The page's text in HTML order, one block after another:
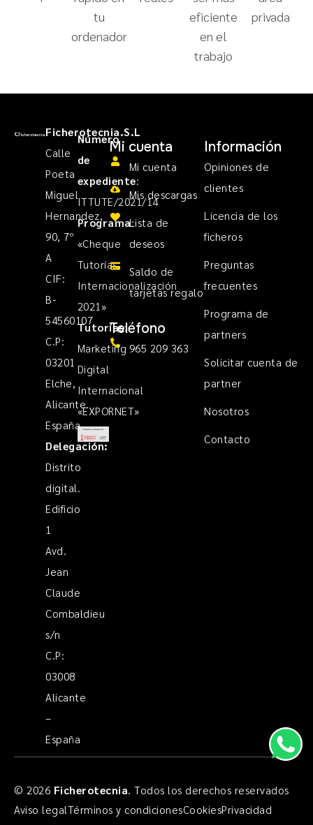
tu
ordenador
eficiente
en el
trabajo
privada
Ficherotecnia.S.L
Calle
Poeta
Miguel
Hernandez,
90, 7º
A
CIF:
B-
54560107
C.P:
03201
Elche,
Alicante.
España
Delegación:
Distrito
digital.
Edificio
1
Avd.
Jean
Claude
Combaldieu
s/n
C.P:
03008
Alicante
–
España
Número
de
expediente:
ITTUTE/2021/14
Programa:
«Cheque
Tutorías
Internacionalización
2021»
Tutorías:
Marketing
Digital
Internacional
«EXPORNET»
Mi cuenta
Mi cuenta
Mis descargas
Lista de
deseos
Saldo de
tarjetas regalo
Teléfono
965 209 363
Información
Opiniones de
clientes
Licencia de los
ficheros
Preguntas
frecuentes
Programa de
partners
Solicitar cuenta de
partner
Nosotros
Contacto
© 2026 Ficherotecnia. Todos los derechos reservados
Aviso legalTérminos y condicionesCookiesPrivacidad